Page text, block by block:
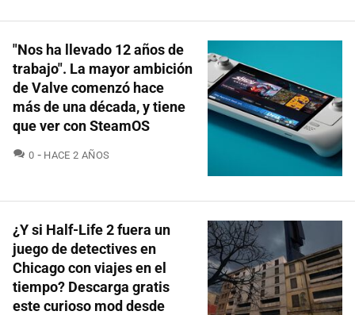
"Nos ha llevado 12 años de
trabajo". La mayor ambición
de Valve comenzó hace
más de una década, y tiene
que ver con SteamOS
0 COMENTARIOS
HACE 2 AÑOS
¿Y si Half-Life 2 fuera un
juego de detectives en
Chicago con viajes en el
tiempo? Descarga gratis
este curioso mod desde